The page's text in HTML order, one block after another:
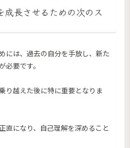
成長させるための次のス
には、過去の自分を手放し、新た
必要です。
り越えた後に特に重要となりま
直になり、自己理解を深めること